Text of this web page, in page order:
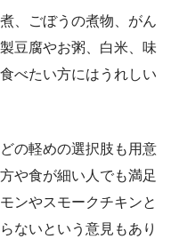
、ごぼうの煮物、がん
豆腐やお粥、白米、味
べたい方にはうれしい
の軽めの選択肢も用意
や食が細い人でも満足
ンやスモークチキンと
ないという意見もあり